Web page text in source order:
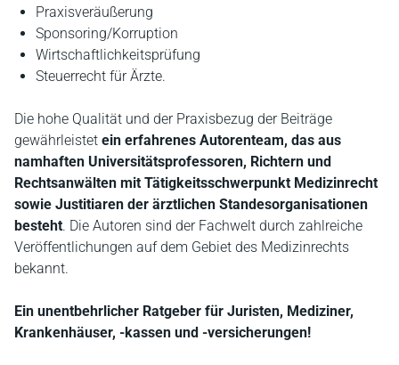
Praxisveräußerung
Sponsoring/Korruption
Wirtschaftlichkeitsprüfung
Steuerrecht für Ärzte.
Die hohe Qualität und der Praxisbezug der Beiträge
gewährleistet ein erfahrenes Autorenteam, das aus
namhaften Universitätsprofessoren, Richtern und
Rechtsanwälten mit Tätigkeitsschwerpunkt Medizinrecht
sowie Justitiaren der ärztlichen Standesorganisationen
besteht. Die Autoren sind der Fachwelt durch zahlreiche
Veröffentlichungen auf dem Gebiet des Medizinrechts
bekannt.
Ein unentbehrlicher Ratgeber für Juristen, Mediziner,
Krankenhäuser, -kassen und -versicherungen!